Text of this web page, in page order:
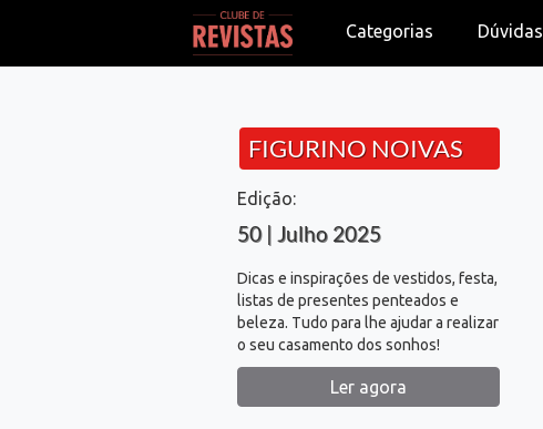
Categorias Dúvidas
FIGURINO NOIVAS
Edição:
50 | Julho 2025
Dicas e inspirações de vestidos, festa,
listas de presentes penteados e
beleza. Tudo para lhe ajudar a realizar
o seu casamento dos sonhos!
Ler agora